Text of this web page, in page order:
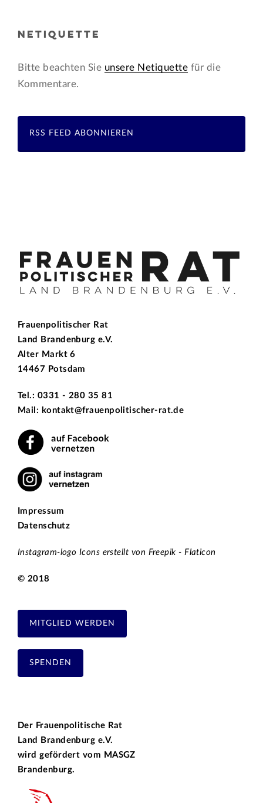
NETIQUETTE
Bitte beachten Sie unsere Netiquette für die
Kommentare.
RSS FEED ABONNIEREN
Frauenpolitischer Rat
Land Brandenburg e.V.
Alter Markt 6
14467 Potsdam
Tel.: 0331 - 280 35 81
Mail: kontakt@frauenpolitischer-rat.de
Impressum
Datenschutz
Instagram-logo Icons erstellt von Freepik - Flaticon
© 2018
MITGLIED WERDEN
SPENDEN
Der Frauenpolitische Rat
Land Brandenburg e.V.
wird gefördert vom MASGZ
Brandenburg.